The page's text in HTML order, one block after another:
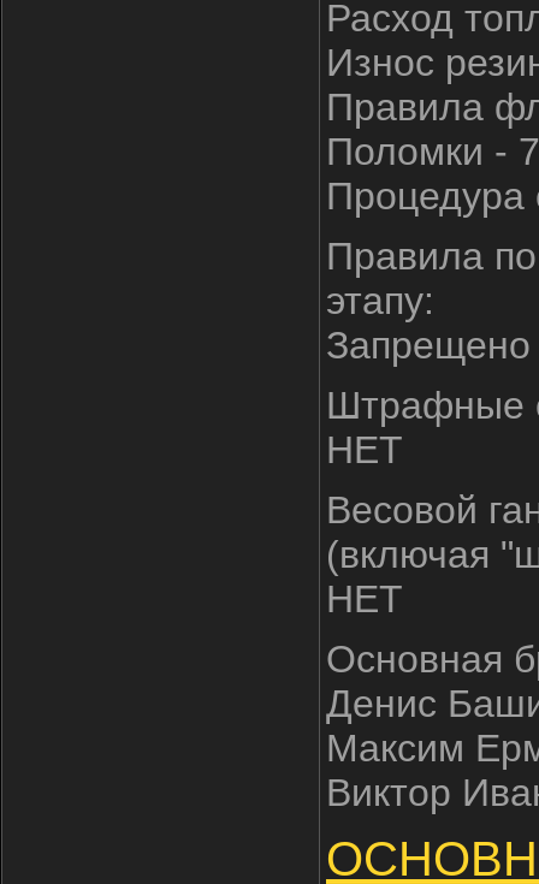
Расход
Износ
Правила
Поломки -
Процедура
Правила
этапу:
Штрафные
НЕТ
Весовой
(включая
НЕТ
Основная
Денис
Максим
Виктор